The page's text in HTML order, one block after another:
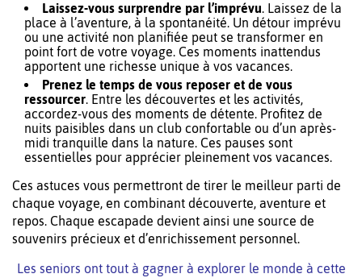
Laissez-vous surprendre par l’imprévu. Laissez de la
place à l’aventure, à la spontanéité. Un détour imprévu
ou une activité non planifiée peut se transformer en
point fort de votre voyage. Ces moments inattendus
apportent une richesse unique à vos vacances.
Prenez le temps de vous reposer et de vous
ressourcer. Entre les découvertes et les activités,
accordez-vous des moments de détente. Profitez de
nuits paisibles dans un club confortable ou d’un après-
midi tranquille dans la nature. Ces pauses sont
essentielles pour apprécier pleinement vos vacances.
Ces astuces vous permettront de tirer le meilleur parti de
chaque voyage, en combinant découverte, aventure et
repos. Chaque escapade devient ainsi une source de
souvenirs précieux et d’enrichissement personnel.
Les seniors ont tout à gagner à explorer le monde à cette